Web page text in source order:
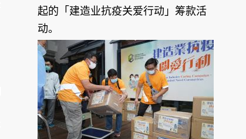
起的「建造业抗疫关爱行动」筹款活
动。